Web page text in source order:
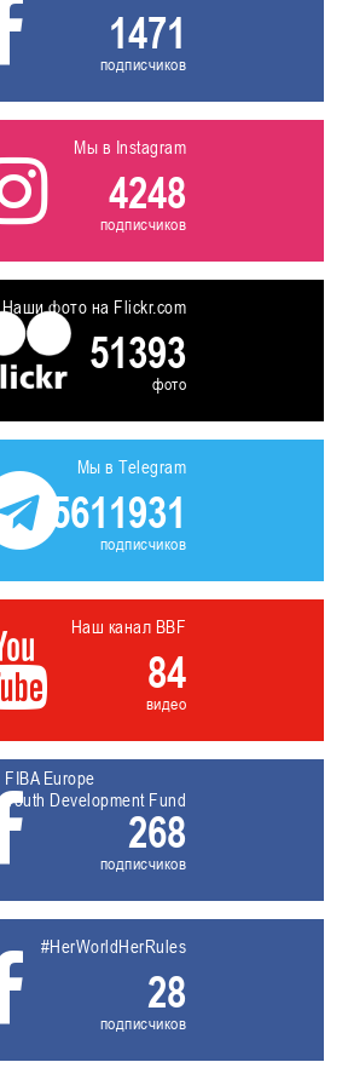
1471
подписчиков
Мы в Instagram
4248
подписчиков
Наши фото на Flickr.com
51393
фото
Мы в Telegram
5611931
подписчиков
Наш канал BBF
84
видео
FIBA Europe
Youth Development Fund
268
подписчиков
#HerWorldHerRules
28
подписчиков